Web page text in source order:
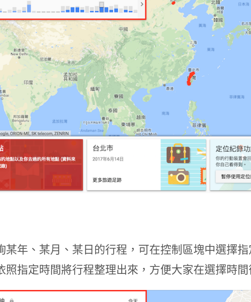
某年、某月、某日的行程，可在控制區塊中選擇
照指定時間將行程整理出來，方便大家在選擇時間